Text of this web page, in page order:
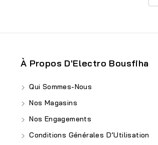
À Propos D'Electro Bousfiha
Qui Sommes-Nous
Nos Magasins
Nos Engagements
Conditions Générales D’Utilisation